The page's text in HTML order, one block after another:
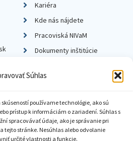
Súhlas
používame technológie, ako sú
prístup k informáciám o zariadení. Súhlas s
spracovávať údaje, ako je správanie pri
tejto stránke. Nesúhlas alebo odvolanie
určité vlastnosti a funkcie.
Kariéra
Kde nás nájdete
Pracoviská NIVaM
Dokumenty inštitúcie
ochrany súkromia